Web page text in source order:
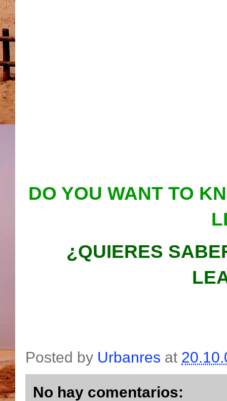
DO YOU WANT TO
¿QUIERES
Posted by Urbanres at
No hay comentarios: